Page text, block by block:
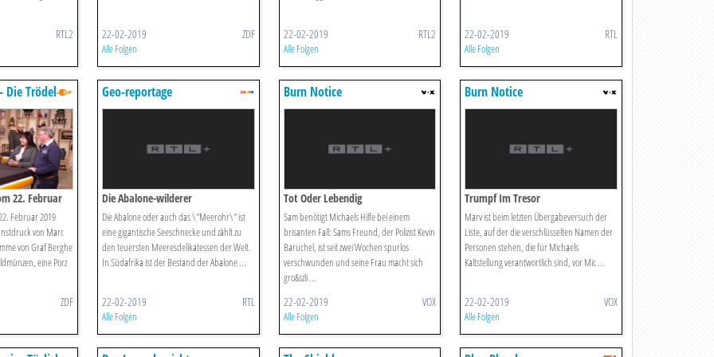
RTL2 22-02-2019 ZDF
Alle Folgen
22-02-2019 RTL2
Alle Folgen
22-02-2019 RTL
Alle Folgen
Die Trödel-
22. Februar
Februar 2019
von Marc
von Graf Berghe
eine Porz
ZDF
Geo-reportage
Die Abalone-wilderer
Die Abalone oder auch das \"Meerohr\" ist
eine gigantische Seeschnecke und zählt zu
den teuersten Meeresdelikatessen der Welt.
In Südafrika ist der Bestand der Abalone ...
22-02-2019 RTL
Alle Folgen
Burn Notice
Tot Oder Lebendig
Sam benötigt Michaels Hilfe bei einem
brisanten Fall: Sams Freund, der Polizist Kevin
Baruchel, ist seit zwei Wochen spurlos
verschwunden und seine Frau macht sich
gro&szli ...
22-02-2019 VOX
Alle Folgen
Burn Notice
Trumpf Im Tresor
Marv ist beim letzten Übergabeversuch der
Liste, auf der die verschlüsselten Namen der
Personen stehen, die für Michaels
Kaltstellung verantwortlich sind, vor Mic ...
22-02-2019 VOX
Alle Folgen